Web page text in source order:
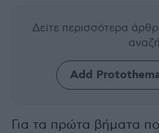
Δείτε περισσότερα
Add
Για τα πρώτα βήματα